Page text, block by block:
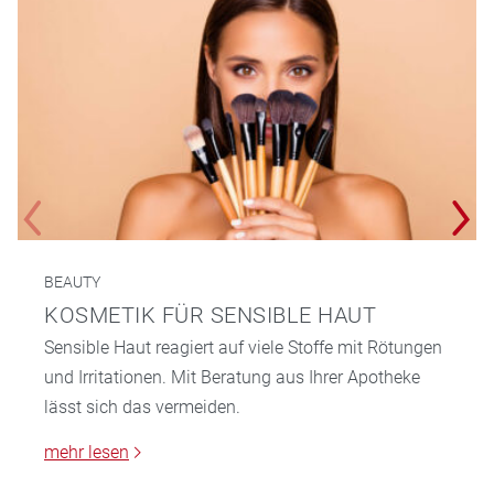
BEAUTY
KOSMETIK FÜR SENSIBLE HAUT
Sensible Haut reagiert auf viele Stoffe mit Rötungen
und Irritationen. Mit Beratung aus Ihrer Apotheke
lässt sich das vermeiden.
mehr lesen